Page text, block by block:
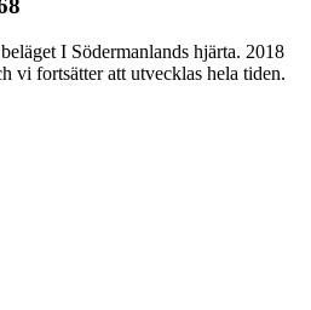
I Södermanlands hjärta. 2018
vi fortsätter att utvecklas hela tiden.